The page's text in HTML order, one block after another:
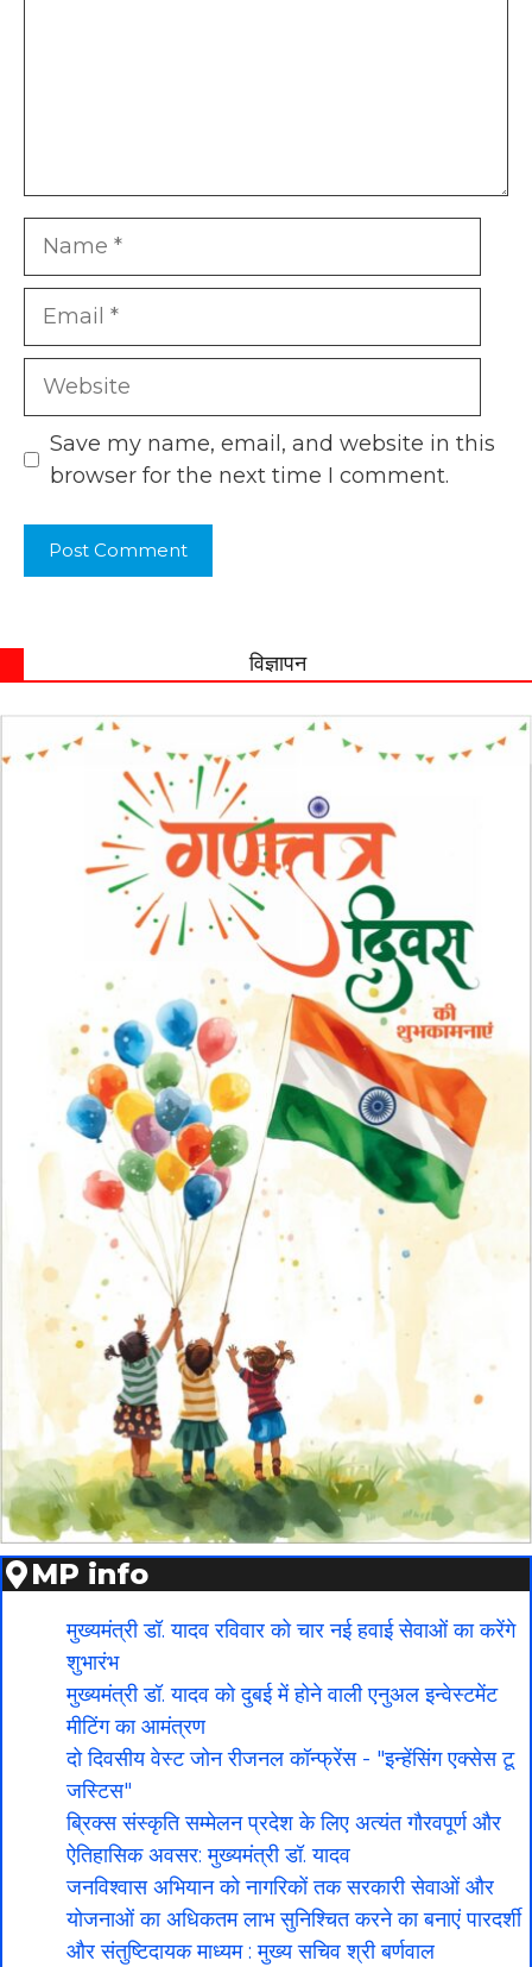
Name
Email
Website
Save my name, email, and website in this
browser for the next time I comment.
विज्ञापन
MP info
मुख्यमंत्री डॉ. यादव रविवार को चार नई हवाई सेवाओं का करेंगे
शुभारंभ
मुख्यमंत्री डॉ. यादव को दुबई में होने वाली एनुअल इन्वेस्टमेंट
मीटिंग का आमंत्रण
दो दिवसीय वेस्ट जोन रीजनल कॉन्फ्रेंस - "इन्हेंसिंग एक्सेस टू
जस्टिस"
ब्रिक्स संस्कृति सम्मेलन प्रदेश के लिए अत्यंत गौरवपूर्ण और
ऐतिहासिक अवसर: मुख्यमंत्री डॉ. यादव
जनविश्वास अभियान को नागरिकों तक सरकारी सेवाओं और
योजनाओं का अधिकतम लाभ सुनिश्चित करने का बनाएं पारदर्शी
और संतुष्टिदायक माध्यम : मुख्य सचिव श्री बर्णवाल